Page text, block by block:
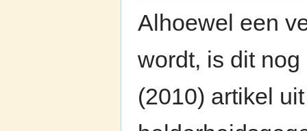
Alhoewel een
wordt, is dit
(2010) artikel